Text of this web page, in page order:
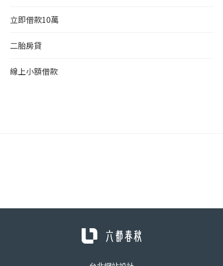
立即借款10萬
二胎房貸
線上小額借款